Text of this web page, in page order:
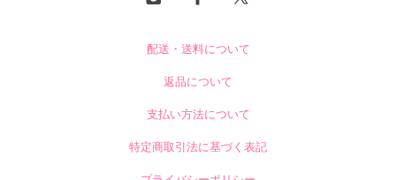
配送・送料について
返品について
支払い方法について
特定商取引法に基づく表記